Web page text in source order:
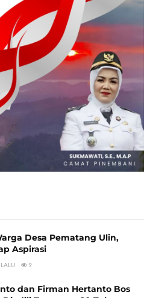
Desa Pematang Ulin,
Aspirasi
9
dan Firman Hertanto Bos